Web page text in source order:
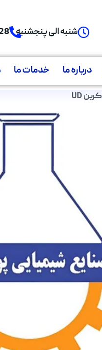
شنبه الی پنجشنبه
درباره ما خدمات ما
کربن UD